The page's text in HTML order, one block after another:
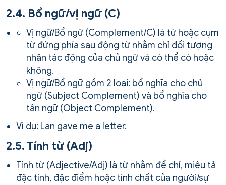
2.4. Bổ ngữ/vị ngữ (C)
Vị ngữ/Bổ ngữ (Complement/C) là từ hoặc cụm
từ đứng phía sau động từ nhằm chỉ đối tượng
nhận tác động của chủ ngữ và có thể có hoặc
không.
Vị ngữ/Bổ ngữ gồm 2 loại: bổ nghĩa cho chủ
ngữ (Subject Complement) và bổ nghĩa cho
tân ngữ (Object Complement).
Ví dụ: Lan gave me a letter.
2.5. Tính từ (Adj)
Tính từ (Adjective/Adj) là từ nhằm để chỉ, miêu tả
đặc tính, đặc điểm hoặc tính chất của người/sự